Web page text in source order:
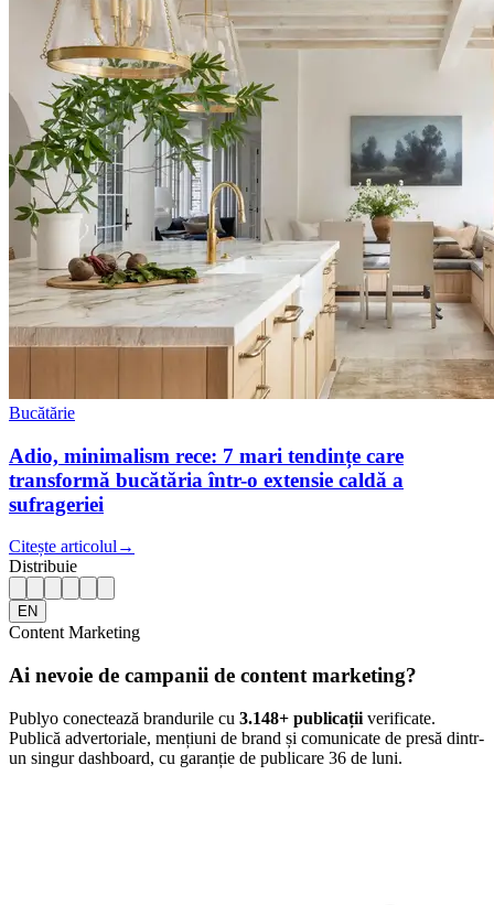
Bucătărie
Adio, minimalism rece: 7 mari tendințe care
transformă bucătăria într-o extensie caldă a
sufrageriei
Citește articolul →
Distribuie
EN
Content Marketing
Ai nevoie de campanii de content marketing?
Publyo conectează brandurile cu 3.148+ publicații verificate.
Publică advertoriale, mențiuni de brand și comunicate de presă dintr-
un singur dashboard, cu garanție de publicare 36 de luni.